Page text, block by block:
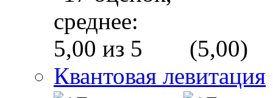
(5,00)
Квантовая левитация